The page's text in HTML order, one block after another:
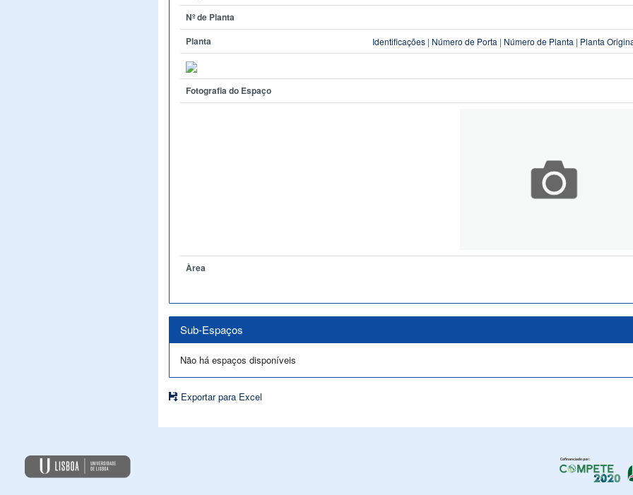
Nº de Planta
Planta
Identificações | Número de Porta | Número de Planta | Planta
Fotografia do Espaço
Àrea
Sub-Espaços
Não há espaços disponíveis
Exportar para Excel